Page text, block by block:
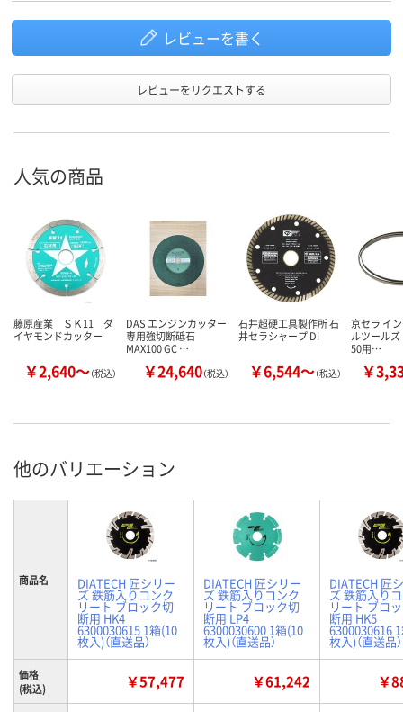
レビューを書く
レビューをリクエストする
人気の商品
藤原産業 ＳＫ11 ダ
イヤモンドカッター
￥2,640～（税込）
DAS エンジンカッター
専用強切断砥石
MAX100 GC …
￥24,640（税込）
石井超硬工具製作所 石
井セラシャープ DI
￥6,544～（税込）
京セラ イ
ルツールズ
50用…
￥
他のバリエーション
商品名 DIATECH 匠シリー
ズ 鉄筋入りコンク
リート ブロック切
断用 HK4
6300030615 1箱(10
枚入)（直送品）
DIATECH 匠シリー
ズ 鉄筋入りコンク
リート ブロック切
断用 LP4
6300030600 1箱(10
枚入)（直送品）
DIATECH 匠
ズ 鉄筋入り
リート ブロ
断用 HK5
6300030616
枚入)（直送品）
価格
(税込)
￥57,477 ￥61,242 ￥